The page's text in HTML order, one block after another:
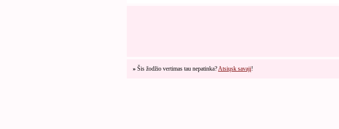
» Šis žodžio vertimas tau nepatinka?Atsiųsk savajį!